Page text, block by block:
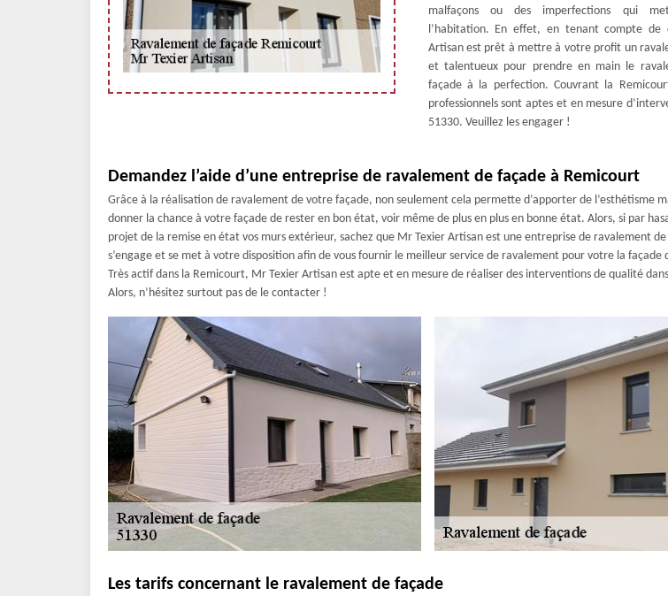
malfaçons ou des imperfections qui
l’habitation. En effet, en tenant compte de
Artisan est prêt à mettre à votre profit un
et talentueux pour prendre en main le
façade à la perfection. Couvrant la
professionnels sont aptes et en mesure
51330. Veuillez les engager !
Demandez l’aide d’une entreprise de ravalement de façade à Remicourt
Grâce à la réalisation de ravalement de votre façade, non seulement cela permette d’apporter de l’esthétisme
donner la chance à votre façade de rester en bon état, voir même de plus en plus en bonne état. Alors, si par
projet de la remise en état vos murs extérieur, sachez que Mr Texier Artisan est une entreprise de ravalement
s’engage et se met à votre disposition afin de vous fournir le meilleur service de ravalement pour votre la façade
Très actif dans la Remicourt, Mr Texier Artisan est apte et en mesure de réaliser des interventions de qualité
Alors, n’hésitez surtout pas de le contacter !
Les tarifs concernant le ravalement de façade